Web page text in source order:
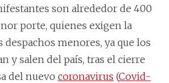
son alrededor de 400
porte, quienes exigen la
menores, ya que los
y salen del país, tras el cierre
del nuevo coronavirus (Covid-